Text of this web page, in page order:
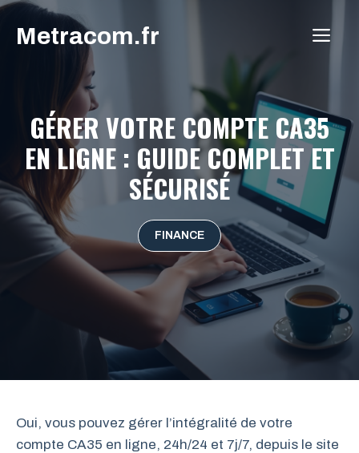
Aller
Metracom.fr
GÉRER VOTRE COMPTE CA35
EN LIGNE : GUIDE COMPLET ET
SÉCURISÉ
FINANCE
Oui, vous pouvez gérer l’intégralité de votre
compte CA35 en ligne, 24h/24 et 7j/7, depuis le site